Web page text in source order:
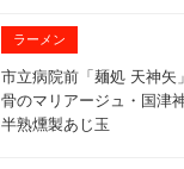
ラーメン
市立病院前「麺処 天神矢
骨のマリアージュ・国津
半熟燻製あじ玉